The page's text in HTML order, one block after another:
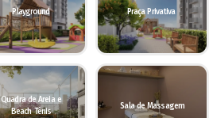
Playground Praça Privativa
Quadra de Areia e
Beach Tênis
Sala de Massagem